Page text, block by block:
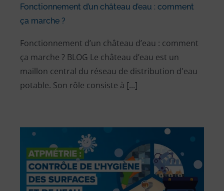
Fonctionnement d’un château d’eau : comment
ça marche ?
Fonctionnement d’un château d’eau : comment
ça marche ? BLOG Le château d’eau est un
maillon central du réseau de distribution d'eau
potable. Son rôle consiste à [...]